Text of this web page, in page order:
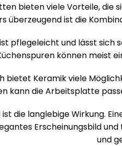
bieten viele Vorteile, die
überzeugend ist die
pflegeleicht und lässt sich
können meist
bietet Keramik viele
kann die Arbeitsplatte
ist die langlebige Wirkung.
Erscheinungsbild
und